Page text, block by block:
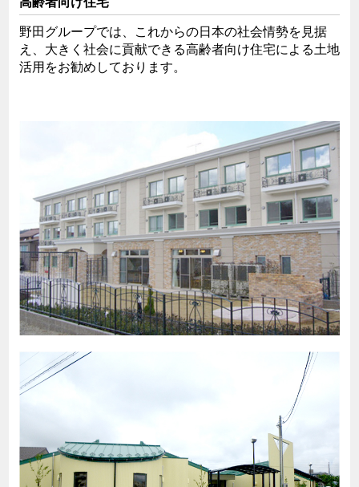
野田グループでは、これからの日本の社会情勢を見据
え、大きく社会に貢献できる高齢者向け住宅による土地
活用をお勧めしております。